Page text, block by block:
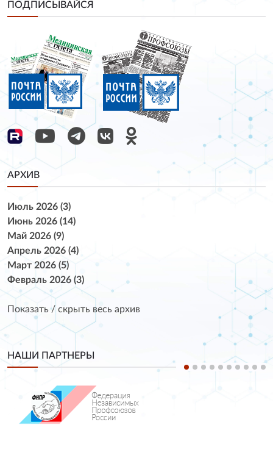
ПОДПИСЫВАЙСЯ
АРХИВ
Июль 2026 (3)
Июнь 2026 (14)
Май 2026 (9)
Апрель 2026 (4)
Март 2026 (5)
Февраль 2026 (3)
Показать / скрыть весь архив
НАШИ ПАРТНЕРЫ